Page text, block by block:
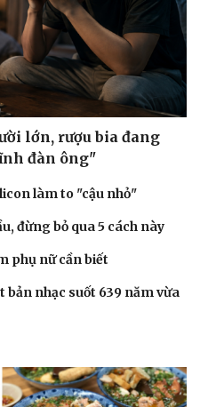
Đời sống
Nhà đẹp
Blog
Tình yêu - Gia đình
lớn, rượu bia đang
đàn ông"
làm to "cậu nhỏ"
đừng bỏ qua 5 cách này
phụ nữ cần biết
bản nhạc suốt 639 năm vừa